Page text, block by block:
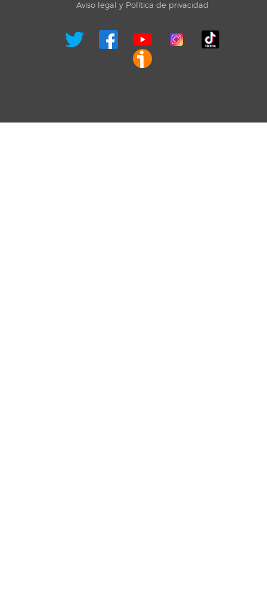
Aviso legal y Política de privacidad